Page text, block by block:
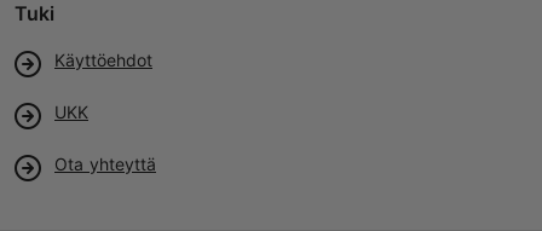
Tuki
Käyttöehdot
UKK
Ota yhteyttä